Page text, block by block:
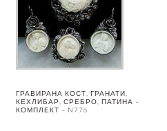
ГРАВИРАНА КОСТ, ГРАНАТИ,
КЕХЛИБАР, СРЕБРО, ПАТИНА –
КОМПЛЕКТ – N776